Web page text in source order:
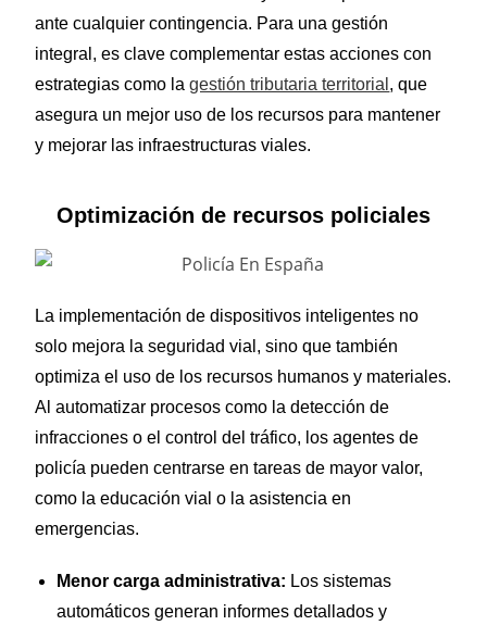
ante cualquier contingencia. Para una gestión
integral, es clave complementar estas acciones con
estrategias como lagestión tributaria territorial , que
asegura un mejor uso de los recursos para mantener
y mejorar las infraestructuras viales.
Optimización de recursos policiales
La implementación de dispositivos inteligentes no
solo mejora la seguridad vial, sino que también
optimiza el uso de los recursos humanos y materiales.
Al automatizar procesos como la detección de
infracciones o el control del tráfico, los agentes de
policía pueden centrarse en tareas de mayor valor,
como la educación vial o la asistencia en
emergencias.
Menor carga administrativa: Los sistemas
automáticos generan informes detallados y